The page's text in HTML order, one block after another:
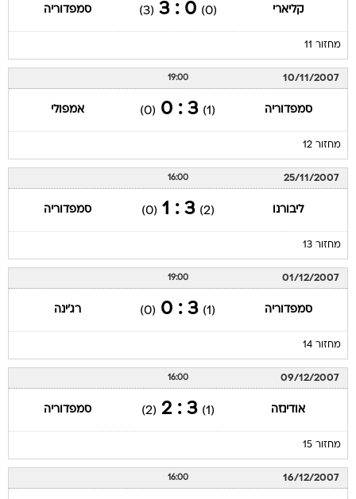
קליארי (0)
0 : 3
(3) סמפדוריה
מחזור 11
10/11/2007
19:00
סמפדוריה (1)
3 : 0
(0) אמפולי
מחזור 12
25/11/2007
16:00
ליבורנו (2)
3 : 1
(0) סמפדוריה
מחזור 13
01/12/2007
19:00
סמפדוריה (1)
3 : 0
(0) רג'ינה
מחזור 14
09/12/2007
16:00
אודינזה (1)
3 : 2
(2) סמפדוריה
מחזור 15
16/12/2007
16:00